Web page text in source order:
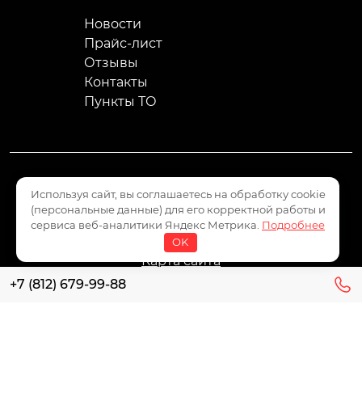
Новости
Прайс-лист
Отзывы
Контакты
Пункты ТО
Пользовательское соглашение
Политика конфиденциальности
Политика обработки персональных данных
Карта сайта
+7 (812) 679-99-88
Используя сайт, вы соглашаетесь на обработку cookie
(персональные данные) для его корректной работы и
сервиса веб-аналитики Яндекс Метрика. Подробнее
OK